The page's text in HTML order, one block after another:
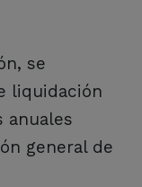
se
liquidación
anuales
general de